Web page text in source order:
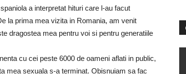
a interpretat hituri care l-au facut
la prima mea vizita in Romania, am venit
dragostea mea pentru voi si pentru generatiile
cu cei peste 6000 de oameni aflati in public,
mea sexuala s-a terminat. Obisnuiam sa fac